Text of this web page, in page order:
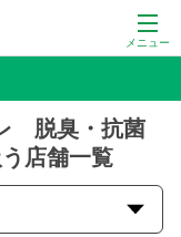
メニュー
脱臭・抗菌
店舗一覧